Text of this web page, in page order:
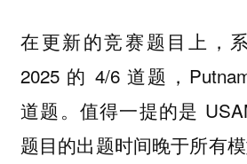
在更新的竞赛题目上，
2025 的 4/6 道题，
道题。值得一提的是
题目的出题时间晚于所有